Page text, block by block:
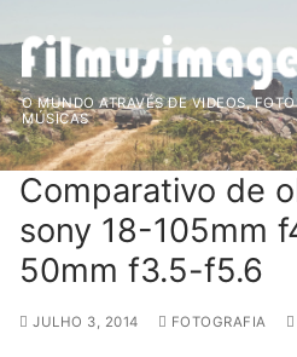
para
conteúdo
O MUNDO ATRAVÉS DE VIDEOS,
MÚSICAS
Comparativo de
sony 18-105mm
50mm f3.5-f5.6
JULHO 3, 2014 FOTOGRAFIA